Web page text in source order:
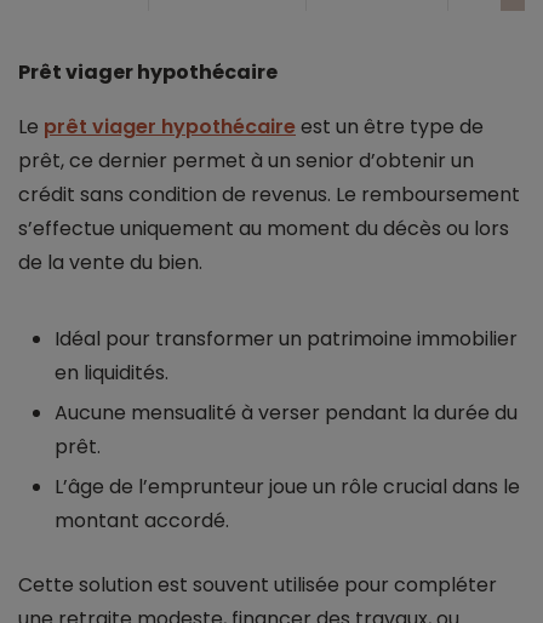
Prêt viager hypothécaire
Le prêt viager hypothécaireest un être type de
prêt, ce dernier permet à un senior d’obtenir un
crédit sans condition de revenus. Le remboursement
s’effectue uniquement au moment du décès ou lors
de la vente du bien.
Idéal pour transformer un patrimoine immobilier
en liquidités.
Aucune mensualité à verser pendant la durée du
prêt.
L’âge de l’emprunteur joue un rôle crucial dans le
montant accordé.
Cette solution est souvent utilisée pour compléter